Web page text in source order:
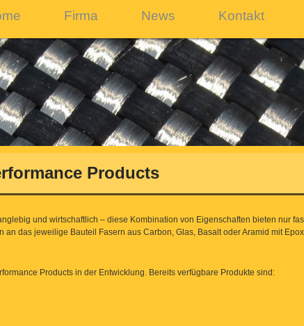
Firma News Kontakt
Products
und wirtschaftlich – diese Kombination von Eigenschaften bieten nur
das jeweilige Bauteil Fasern aus Carbon, Glas, Basalt oder Aramid mit
Products in der Entwicklung. Bereits verfügbare Produkte sind: